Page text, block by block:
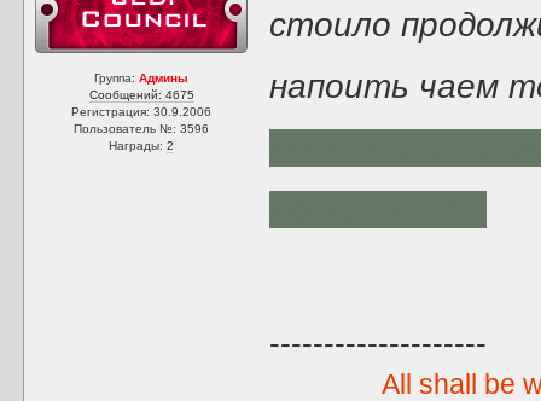
Группа:Админы
Сообщений: 4675
Регистрация: 30.9.2006
Пользователь №: 3596
Награды:2
стоило
напоить чаем
--------------------
All shall be